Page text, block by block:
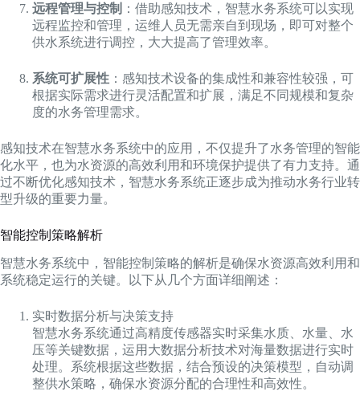
远程管理与控制 ：借助感知技术，智慧水务系统可以实现
远程监控和管理，运维人员无需亲自到现场，即可对整个
供水系统进行调控，大大提高了管理效率。
系统可扩展性 ：感知技术设备的集成性和兼容性较强，可
根据实际需求进行灵活配置和扩展，满足不同规模和复杂
度的水务管理需求。
感知技术在智慧水务系统中的应用，不仅提升了水务管理的智能
化水平，也为水资源的高效利用和环境保护提供了有力支持。通
过不断优化感知技术，智慧水务系统正逐步成为推动水务行业转
型升级的重要力量。
智能控制策略解析
智慧水务系统中，智能控制策略的解析是确保水资源高效利用和
系统稳定运行的关键。以下从几个方面详细阐述：
实时数据分析与决策支持
智慧水务系统通过高精度传感器实时采集水质、水量、水
压等关键数据，运用大数据分析技术对海量数据进行实时
处理。系统根据这些数据，结合预设的决策模型，自动调
整供水策略，确保水资源分配的合理性和高效性。